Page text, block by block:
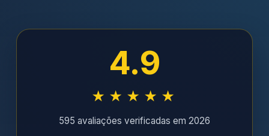
4.9
★★★★★
595 avaliações verificadas em 2026